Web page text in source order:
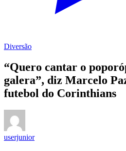
Diversão
“Quero cantar o
galera”, diz Marcelo
futebol do Corinthians
userjunior